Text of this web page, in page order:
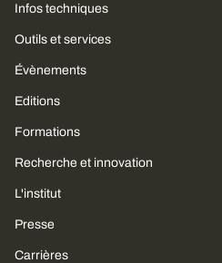
Infos techniques
Outils et services
Évènements
Editions
Formations
Recherche et innovation
L'institut
Presse
Carrières